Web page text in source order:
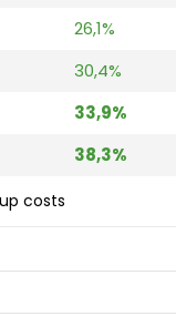
26,1%
30,4%
33,9%
38,3%
costs